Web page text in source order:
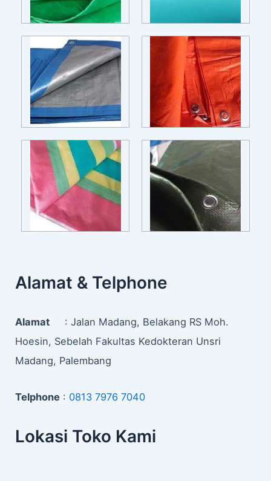
Alamat & Telphone
Alamat : Jalan Madang, Belakang RS Moh.
Hoesin, Sebelah Fakultas Kedokteran Unsri
Madang, Palembang
Telphone : 0813 7976 7040
Lokasi Toko Kami